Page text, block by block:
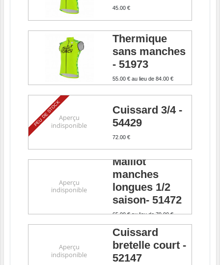
45.00 €
Thermique
sans manches
- 51973
55.00 € au lieu de 84.00 €
Cuissard 3/4 -
54429
72.00 €
PEU DE STOCK
Maillot
manches
longues 1/2
saison- 51472
65.00 €au lieu de79.00 €
Cuissard
bretelle court -
52147